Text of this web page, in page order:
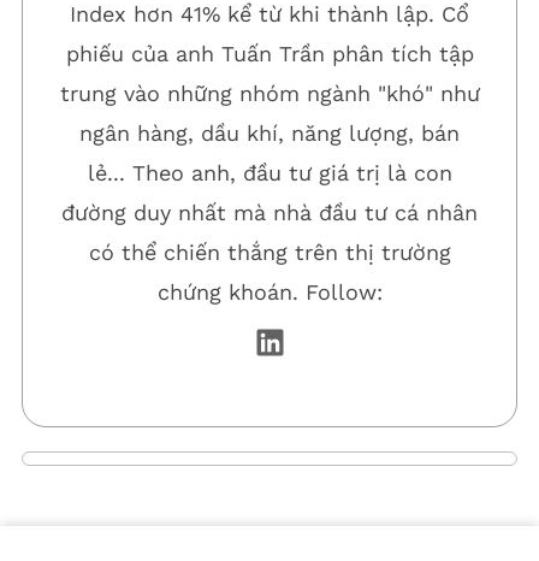
Index hơn 41% kể từ khi thành lập. Cổ
phiếu của anh Tuấn Trần phân tích tập
trung vào những nhóm ngành "khó" như
ngân hàng, dầu khí, năng lượng, bán
lẻ... Theo anh, đầu tư giá trị là con
đường duy nhất mà nhà đầu tư cá nhân
có thể chiến thắng trên thị trường
chứng khoán. Follow: